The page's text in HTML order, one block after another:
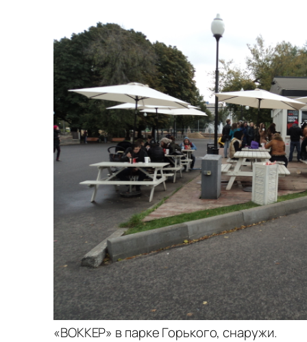
«ВОККЕР» в парке Горького, снаружи.